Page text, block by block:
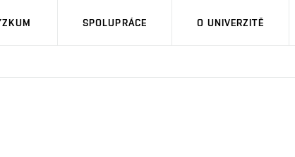
SPOLUPRÁCE O UNIVERZITĚ